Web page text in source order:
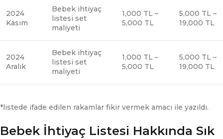
2024
Kasım
Bebek ihtiyaç
listesi set
maliyeti
1,000 TL –
5,000 TL
5,000 TL –
19,000 TL
2024
Aralık
Bebek ihtiyaç
listesi set
maliyeti
1,000 TL –
5,000 TL
5,000 TL –
19,000 TL
*listede ifade edilen rakamlar fikir vermek amacı ile yazıldı.
Bebek İhtiyaç Listesi Hakkında Sık